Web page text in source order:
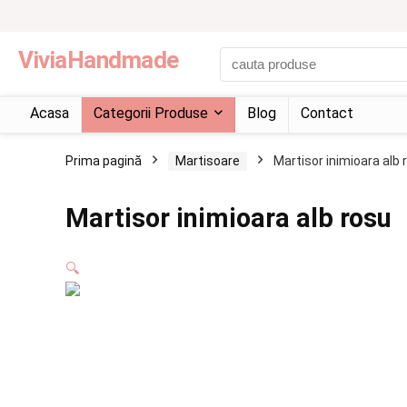
ViviaHandmade
Acasa Categorii Produse Blog Contact
Prima pagină Martisoare Martisor inimioara alb
Martisor inimioara alb rosu
🔍